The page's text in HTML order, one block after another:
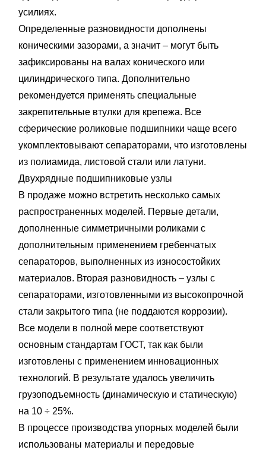
усилиях.
Определенные разновидности дополнены
коническими зазорами, а значит – могут быть
зафиксированы на валах конического или
цилиндрического типа. Дополнительно
рекомендуется применять специальные
закрепительные втулки для крепежа. Все
сферические роликовые подшипники чаще всего
укомплектовывают сепараторами, что изготовлены
из полиамида, листовой стали или латуни.
Двухрядные подшипниковые узлы
В продаже можно встретить несколько самых
распространенных моделей. Первые детали,
дополненные симметричными роликами с
дополнительным применением гребенчатых
сепараторов, выполненных из износостойких
материалов. Вторая разновидность – узлы с
сепараторами, изготовленными из высокопрочной
стали закрытого типа (не поддаются коррозии).
Все модели в полной мере соответствуют
основным стандартам ГОСТ, так как были
изготовлены с применением инновационных
технологий. В результате удалось увеличить
грузоподъемность (динамическую и статическую)
на 10 ÷ 25%.
В процессе производства упорных моделей были
использованы материалы и передовые